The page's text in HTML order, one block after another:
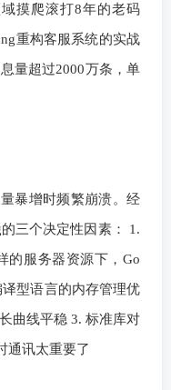
摸爬滚打8年的老码
重构客服系统的实战
量超过2000万条，单
暴增时频繁崩溃。经
三个决定性因素： 1.
的服务器资源下，Go
型语言的内存管理优
曲线平稳 3. 标准库对
通讯太重要了